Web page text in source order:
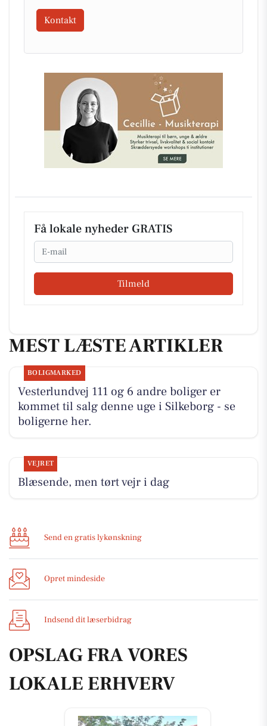
Kontakt
Få lokale nyheder GRATIS
Email
Tilmeld
MEST LÆSTE ARTIKLER
BOLIGMARKED
Vesterlundvej 111 og 6 andre boliger er
kommet til salg denne uge i Silkeborg - se
boligerne her.
VEJRET
Blæsende, men tørt vejr i dag
Send en gratis lykønskning
Opret mindeside
Indsend dit læserbidrag
OPSLAG FRA VORES
LOKALE ERHVERV